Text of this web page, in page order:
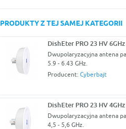
PRODUKTY Z TEJ SAMEJ KATEGORII
DishEter PRO 23 HV 6GHz
Dwupolaryzacyjna antena
5.9 - 6.43 GHz.
Producent: Cyberbajt
DishEter PRO 23 HV 4GHz
Dwupolaryzacyjna antena
4,5 - 5,6 GHz.